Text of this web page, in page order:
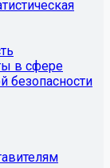
в сфере
безопасности